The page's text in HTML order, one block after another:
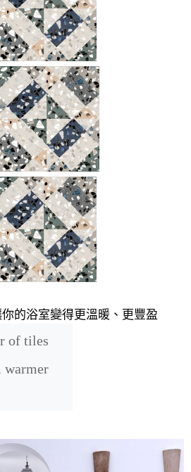
的浴室變得更溫暖、更豐盈
of tiles
warmer